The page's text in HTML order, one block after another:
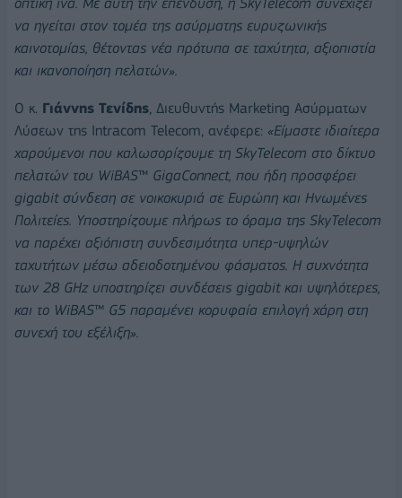
να ηγείται στον τομέα της ασύρματης ευρυζωνικής
καινοτομίας, θέτοντας νέα πρότυπα σε ταχύτητα, αξιοπιστία
και ικανοποίηση πελατών».
Ο κ. Γιάννης Τενίδης, Διευθυντής Marketing Ασύρματων
Λύσεων της Intracom Telecom, ανέφερε: «Είμαστε ιδιαίτερα
χαρούμενοι που καλωσορίζουμε τη SkyTelecom στο δίκτυο
πελατών του WiBAS™ GigaConnect, που ήδη προσφέρει
gigabit σύνδεση σε νοικοκυριά σε Ευρώπη και Ηνωμένες
Πολιτείες. Υποστηρίζουμε πλήρως το όραμα της SkyTelecom
να παρέχει αξιόπιστη συνδεσιμότητα υπερ-υψηλών
ταχυτήτων μέσω αδειοδοτημένου φάσματος. Η συχνότητα
των 28 GHz υποστηρίζει συνδέσεις gigabit και υψηλότερες,
και το WiBAS™ G5 παραμένει κορυφαία επιλογή χάρη στη
συνεχή του εξέλιξη».